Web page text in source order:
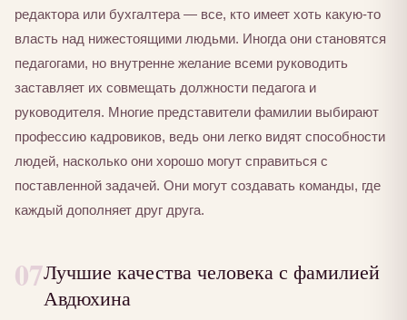
редактора или бухгалтера — все, кто имеет хоть какую-то
власть над нижестоящими людьми. Иногда они становятся
педагогами, но внутренне желание всеми руководить
заставляет их совмещать должности педагога и
руководителя. Многие представители фамилии выбирают
профессию кадровиков, ведь они легко видят способности
людей, насколько они хорошо могут справиться с
поставленной задачей. Они могут создавать команды, где
каждый дополняет друг друга.
07Лучшие качества человека с фамилией
Авдюхина